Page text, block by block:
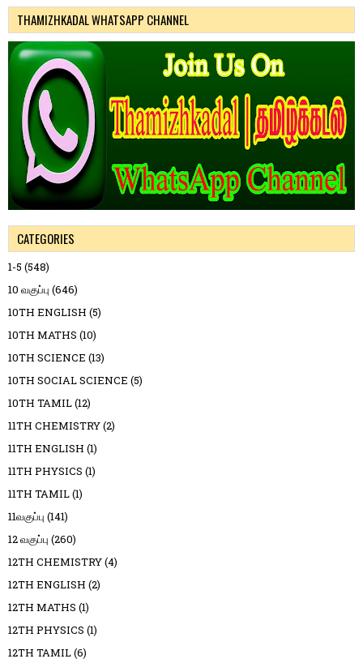
THAMIZHKADAL WHATSAPP CHANNEL
CATEGORIES
1-5 (548)
10 வகுப்பு (646)
10TH ENGLISH (5)
10TH MATHS (10)
10TH SCIENCE (13)
10TH SOCIAL SCIENCE (5)
10TH TAMIL(12)
11TH CHEMISTRY(2)
11TH ENGLISH (1)
11TH PHYSICS (1)
11TH TAMIL(1)
11வகுப்பு (141)
12 வகுப்பு (260)
12TH CHEMISTRY(4)
12TH ENGLISH (2)
12TH MATHS (1)
12TH PHYSICS (1)
12TH TAMIL(6)